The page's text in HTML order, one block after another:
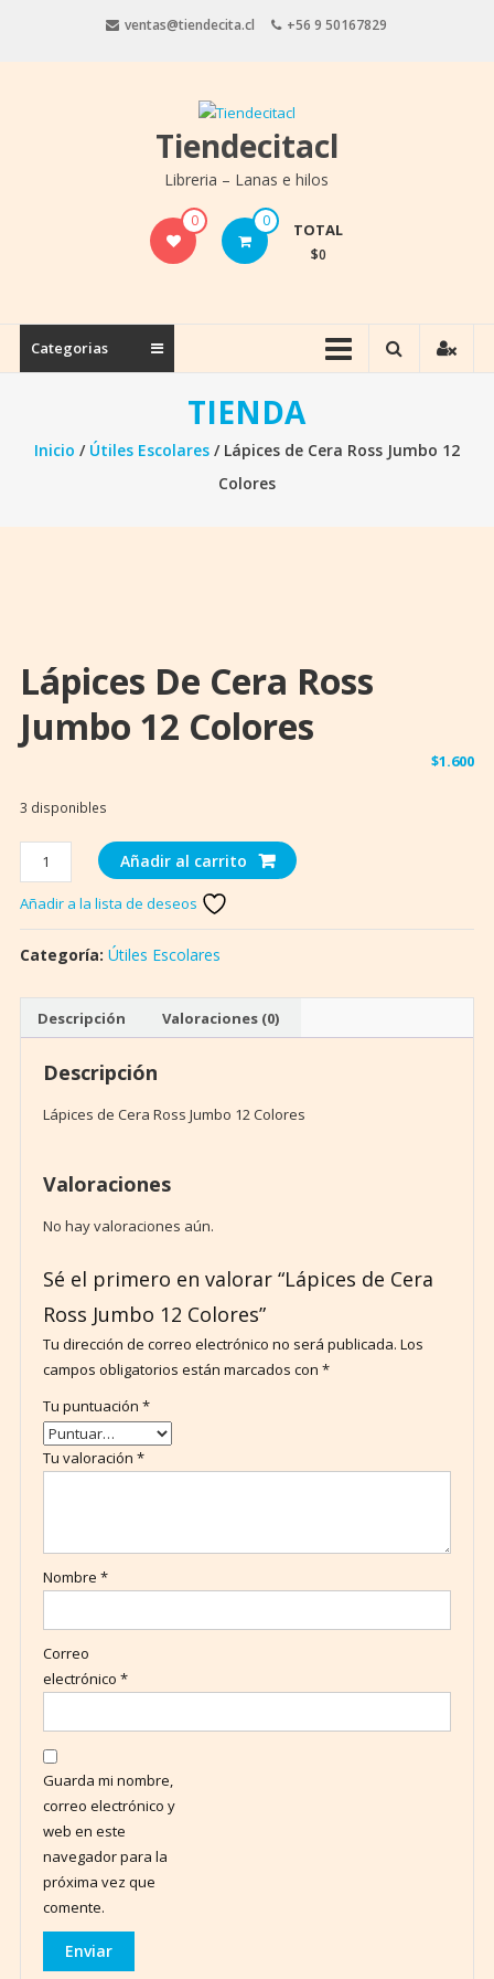
ventas@tiendecita.cl +56 9 50167829
Tiendecitacl
Libreria – Lanas e hilos
0 0 TOTAL
$0
Categorias
TIENDA
Inicio / Útiles Escolares/ Lápices de Cera Ross Jumbo 12
Colores
Lápices De Cera Ross
Jumbo 12 Colores
$1.600
3 disponibles
Lápices
de
Cera
Ross
Jumbo
cantidad
Añadir al carrito
Añadir a la lista de deseos
Categoría: Útiles Escolares
Descripción Valoraciones (0)
Descripción
Lápices de Cera Ross Jumbo 12 Colores
Valoraciones
No hay valoraciones aún.
Sé el primero en valorar “Lápices de Cera
Ross Jumbo 12 Colores”
Tu dirección de correo electrónico no será publicada. Los
campos obligatorios están marcados con *
Tu puntuación *
Tu valoración *
Nombre *
Correo
electrónico *
Guarda mi nombre,
correo electrónico y
web en este
navegador para la
próxima vez que
comente.